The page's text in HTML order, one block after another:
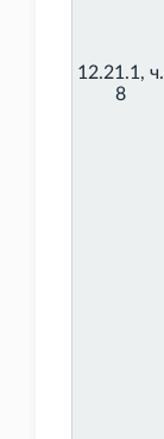
12.21.1, ч.
8